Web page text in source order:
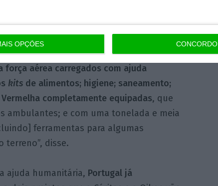
OPÇÕES CONCORDO
. Só mesmo um milagre”.
na fase 2, que é a da ajuda
força aérea carregados com ajuda
kitsde alimentos; higiene; saneamento;
completamente equipadas, que
ambulantes; e com uma tonelada e meia
ferramentas para algumas
terreno”, disse.
ajuda humanitária, Portugal já